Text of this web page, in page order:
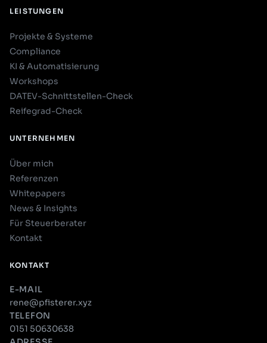
LEISTUNGEN
Projekte & Systeme
Compliance
KI & Automatisierung
Workshops
DATEV-Schnittstellen-Check
Reifegrad-Check
UNTERNEHMEN
Über mich
Referenzen
Whitepapers
News & Insights
Für Steuerberater
Kontakt
KONTAKT
E-MAIL
rene@pfisterer.xyz
TELEFON
0151 50630638